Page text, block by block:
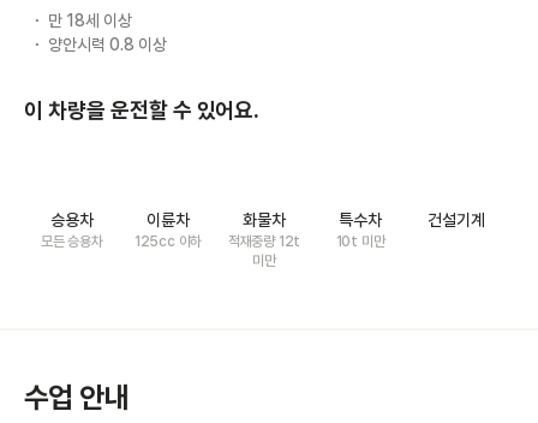
만 18세 이상
양안시력 0.8 이상
이 차량을 운전할 수 있어요.
승용차
모든 승용차
이륜차
125cc 이하
화물차
적재중량 12t
미만
특수차
10t 미만
건설기계
수업 안내